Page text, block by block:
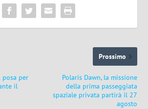
posa per
il
Prossimo
Polaris Dawn, la missione
della prima passeggiata
spaziale privata partirà il 27
agosto